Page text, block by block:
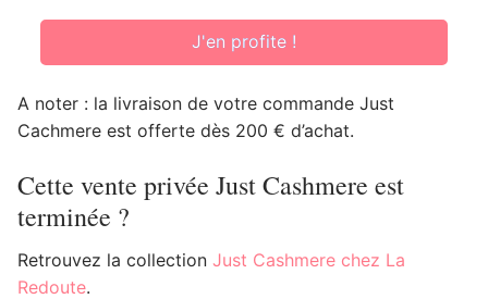
J'en profite !
A noter : la livraison de votre commande Just
Cachmere est offerte dès 200 € d’achat.
Cette vente privée Just Cashmere est
terminée ?
Retrouvez la collection Just Cashmere chez La
Redoute.